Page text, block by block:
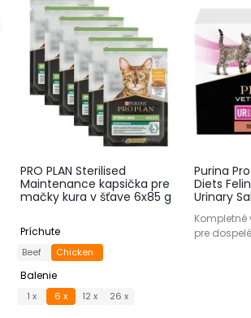
PRO PLAN Sterilised
Maintenance kapsička pre
mačky kura v šťave 6x85 g
Príchute
Beef Chicken
Balenie
1 x 6 x 12 x 26 x
Purina
Diets
Urinary
Kompletné
pre